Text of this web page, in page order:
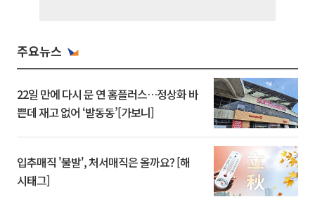
주요뉴스
22일 만에 다시 문 연 홈플러스…정상화 바
쁜데 재고 없어 ‘발동동’[가보니]
입추매직 '불발', 처서매직은 올까요? [해
시태그]